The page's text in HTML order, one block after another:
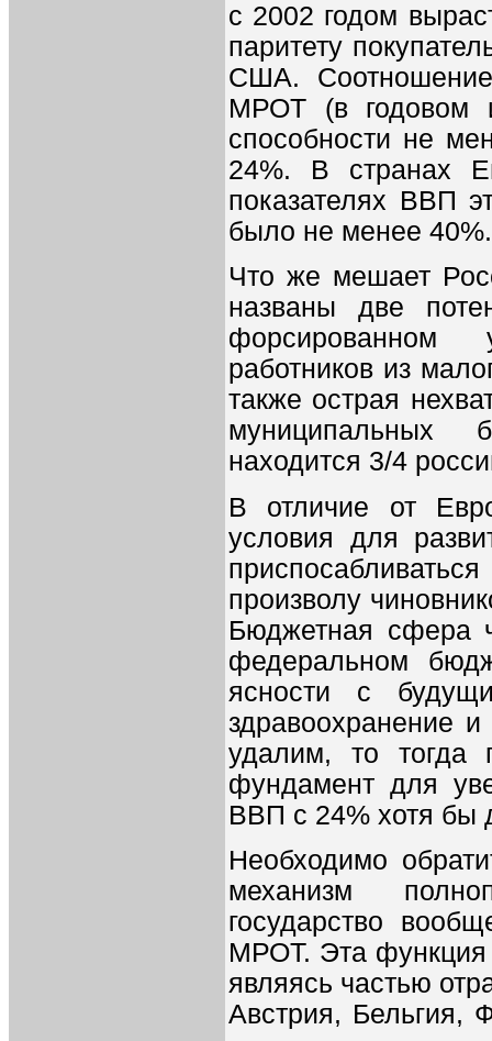
с 2002 годом
паритету
США.
МРОТ (в годовом
способности не
24%. В странах
показателях ВВП
было не менее 40%.
Что же мешает
названы две
форсированном
работников из
также острая
муниципальных
находится 3/4
В отличие от
условия для
произволу
Бюджетная сфера
федеральном
ясности с
здравоохранение
удалим, то тогда
фундамент для
ВВП с 24% хотя бы
Необходимо
механизм
государство
МРОТ. Эта функция
являясь частью
Австрия, Бельгия,